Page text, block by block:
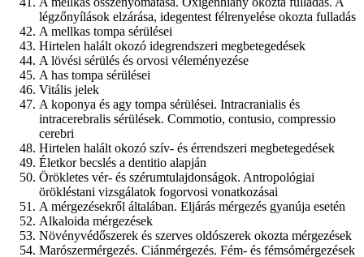
légzőnyílások elzárása, idegentest félrenyelése okozta fulladás
A mellkas tompa sérülései
Hirtelen halált okozó idegrendszeri megbetegedések
A lövési sérülés és orvosi véleményezése
A has tompa sérülései
Vitális jelek
A koponya és agy tompa sérülései. Intracranialis és
intracerebralis sérülések. Commotio, contusio, compressio
cerebri
Hirtelen halált okozó szív- és érrendszeri megbetegedések
Életkor becslés a dentitio alapján
Örökletes vér- és szérumtulajdonságok. Antropológiai
örökléstani vizsgálatok fogorvosi vonatkozásai
A mérgezésekről általában. Eljárás mérgezés gyanúja esetén
Alkaloida mérgezések
Növényvédőszerek és szerves oldószerek okozta mérgezések
Marószermérgezés. Ciánmérgezés. Fém- és fémsómérgezések